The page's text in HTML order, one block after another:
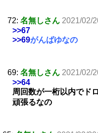
72: 名無しさん 2021/02/
>>67
>>69がんばゆなの
69: 名無しさん 2021/02/
>>64
周回数が一桁以内でド
頑張るなの